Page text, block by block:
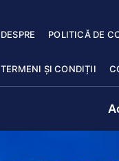
DESPRE POLITICĂ DE
TERMENI ȘI CONDIȚII